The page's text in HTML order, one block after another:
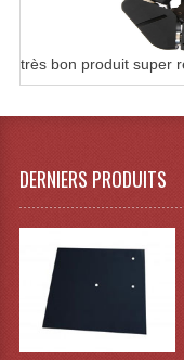
très bon produit super
DERNIERS PRODUITS